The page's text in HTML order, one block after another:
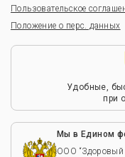
Пользовательское
Положение о перс. данных
Удобные,
при
Мы в Едином
ООО “Здоровый